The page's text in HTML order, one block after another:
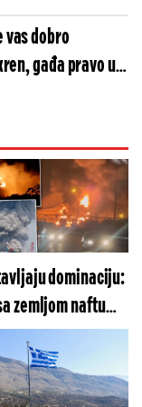
vas dobro
gađa pravo u
dominaciju:
zemljom naftu
Aramko